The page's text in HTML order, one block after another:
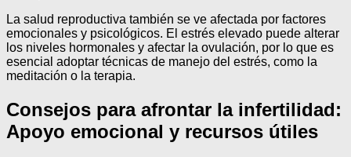
La salud reproductiva también se ve afectada por factores
emocionales y psicológicos. El estrés elevado puede alterar
los niveles hormonales y afectar la ovulación, por lo que es
esencial adoptar técnicas de manejo del estrés, como la
meditación o la terapia.
Consejos para afrontar la infertilidad:
Apoyo emocional y recursos útiles